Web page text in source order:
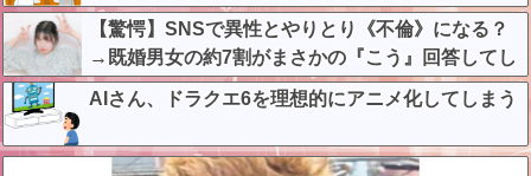
【驚愕】SNSで異性とやりとり《不倫》になる？
→既婚男女の約7割がまさかの『こう』回答してし
まうw w w w w w w w
AIさん、ドラクエ6を理想的にアニメ化してしまう